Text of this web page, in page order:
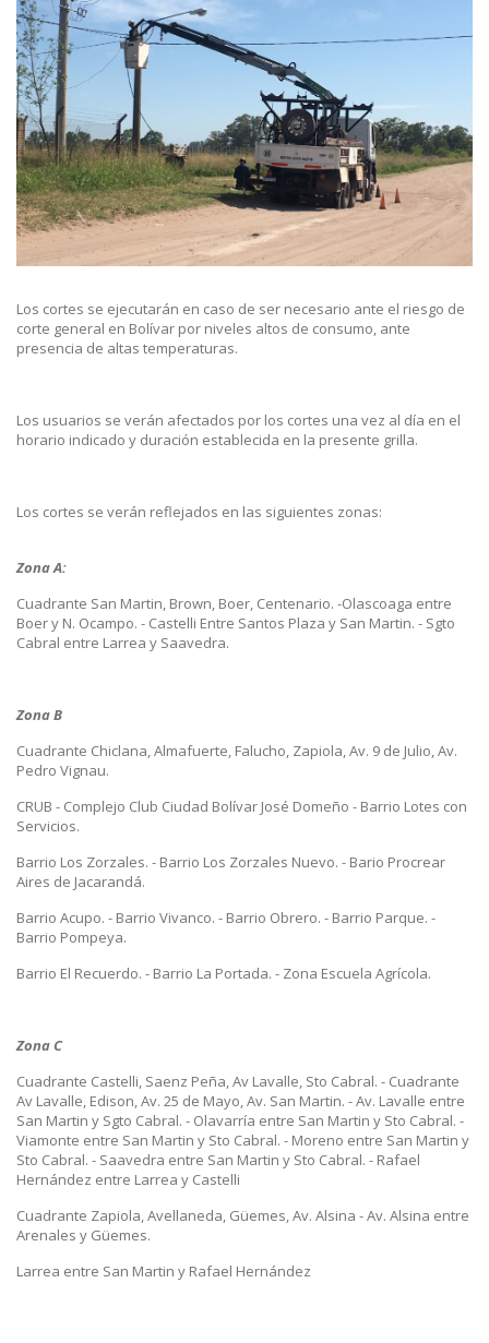
Los cortes se ejecutarán en caso de ser necesario ante el riesgo de
corte general en Bolívar por niveles altos de consumo, ante
presencia de altas temperaturas.
Los usuarios se verán afectados por los cortes una vez al día en el
horario indicado y duración establecida en la presente grilla.
Los cortes se verán reflejados en las siguientes zonas:
Zona A:
Cuadrante San Martin, Brown, Boer, Centenario. -Olascoaga entre
Boer y N. Ocampo. - Castelli Entre Santos Plaza y San Martin. - Sgto
Cabral entre Larrea y Saavedra.
Zona B
Cuadrante Chiclana, Almafuerte, Falucho, Zapiola, Av. 9 de Julio, Av.
Pedro Vignau.
CRUB - Complejo Club Ciudad Bolívar José Domeño - Barrio Lotes con
Servicios.
Barrio Los Zorzales. - Barrio Los Zorzales Nuevo. - Bario Procrear
Aires de Jacarandá.
Barrio Acupo. - Barrio Vivanco. - Barrio Obrero. - Barrio Parque. -
Barrio Pompeya.
Barrio El Recuerdo. - Barrio La Portada. - Zona Escuela Agrícola.
Zona C
Cuadrante Castelli, Saenz Peña, Av Lavalle, Sto Cabral. - Cuadrante
Av Lavalle, Edison, Av. 25 de Mayo, Av. San Martin. - Av. Lavalle entre
San Martin y Sgto Cabral. - Olavarría entre San Martin y Sto Cabral. -
Viamonte entre San Martin y Sto Cabral. - Moreno entre San Martin y
Sto Cabral. - Saavedra entre San Martin y Sto Cabral. - Rafael
Hernández entre Larrea y Castelli
Cuadrante Zapiola, Avellaneda, Güemes, Av. Alsina - Av. Alsina entre
Arenales y Güemes.
Larrea entre San Martin y Rafael Hernández